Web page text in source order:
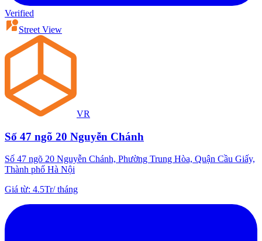
Verified
Street View
VR
Số 47 ngõ 20 Nguyễn Chánh
Số 47 ngõ 20 Nguyễn Chánh, Phường Trung Hòa, Quận Cầu Giấy,
Thành phố Hà Nội
Giá từ: 4.5Tr/tháng